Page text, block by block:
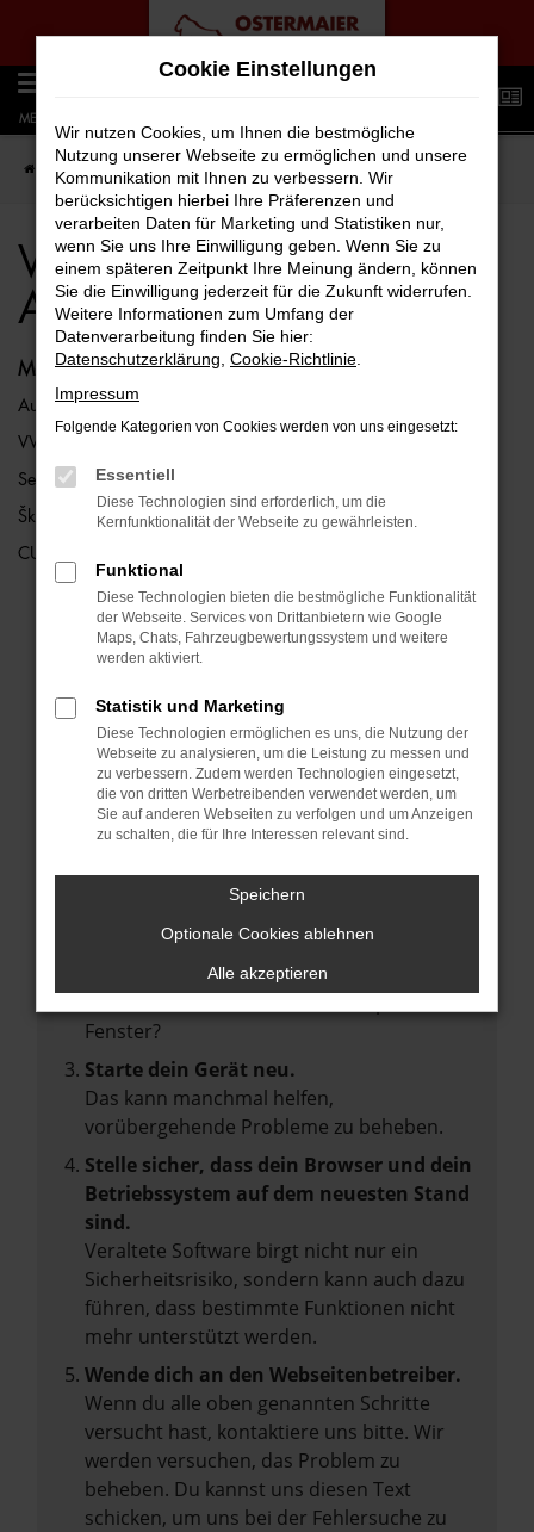
Zum
Hauptinhalt
springen
MENÜ
Startseite VW VW ID.4 VW ID.4 Jahreswagen Angebote
VW ID.4 Jahreswagen
Angebote
Marken
Audi
VW
Seat
Škoda
CUPRA
FEHLER: NETWORK ERROR
Hier sind ein paar Tipps, die dir helfen können:
Überprüfe deine Firewall und deine
Internetverbindung.
Laden andere Webseiten, zum Beispiel
deine Suchmaschine?
Prüfe deine Browsererweiterungen.
können das Laden bestimmter Seiten
verhindern. Funktioniert die Seite in einem
Fenster?
Starte dein Gerät neu.
Das kann manchmal helfen,
vorübergehende Probleme zu beheben.
Stelle sicher, dass dein Browser und dein
Betriebssystem auf dem neuesten Stand
sind.
Veraltete Software birgt nicht nur ein
Sicherheitsrisiko, sondern kann auch dazu
führen, dass bestimmte Funktionen nicht
mehr unterstützt werden.
Wende dich an den Webseitenbetreiber.
Wenn du alle oben genannten Schritte
versucht hast, kontaktiere uns bitte. Wir
werden versuchen, das Problem zu
beheben. Du kannst uns diesen Text
schicken, um uns bei der Fehlersuche zu
Cookie Einstellungen
Wir nutzen Cookies, um Ihnen die bestmögliche
Nutzung unserer Webseite zu ermöglichen und unsere
Kommunikation mit Ihnen zu verbessern. Wir
berücksichtigen hierbei Ihre Präferenzen und
verarbeiten Daten für Marketing und Statistiken nur,
wenn Sie uns Ihre Einwilligung geben. Wenn Sie zu
einem späteren Zeitpunkt Ihre Meinung ändern, können
Sie die Einwilligung jederzeit für die Zukunft widerrufen.
Weitere Informationen zum Umfang der
Datenverarbeitung finden Sie hier:
Datenschutzerklärung Cookie-Richtlinie
Impressum
Folgende Kategorien von Cookies werden von uns eingesetzt:
Essentiell
Diese Technologien sind erforderlich, um die
Kernfunktionalität der Webseite zu gewährleisten.
Funktional
Diese Technologien bieten die bestmögliche Funktionalität
der Webseite. Services von Drittanbietern wie Google
Maps, Chats, Fahrzeugbewertungssystem und weitere
werden aktiviert.
Statistik und Marketing
Diese Technologien ermöglichen es uns, die Nutzung der
Webseite zu analysieren, um die Leistung zu messen und
zu verbessern. Zudem werden Technologien eingesetzt,
die von dritten Werbetreibenden verwendet werden, um
Sie auf anderen Webseiten zu verfolgen und um Anzeigen
zu schalten, die für Ihre Interessen relevant sind.
Speichern
Optionale Cookies ablehnen
Alle akzeptieren